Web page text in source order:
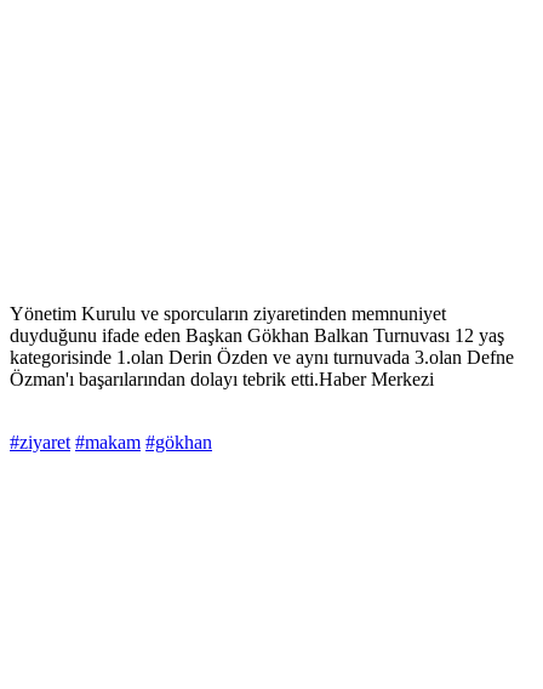
Yönetim Kurulu ve sporcuların ziyaretinden memnuniyet
duyduğunu ifade eden Başkan Gökhan Balkan Turnuvası 12 yaş
kategorisinde 1.olan Derin Özden ve aynı turnuvada 3.olan Defne
Özman'ı başarılarından dolayı tebrik etti.Haber Merkezi
#ziyaret #makam #gökhan